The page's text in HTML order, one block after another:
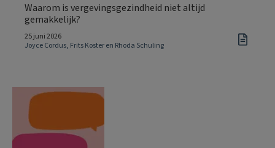
Waarom is vergevingsgezindheid niet altijd
gemakkelijk?
25 juni 2026
Joyce Cordus, Frits Koster en Rhoda Schuling